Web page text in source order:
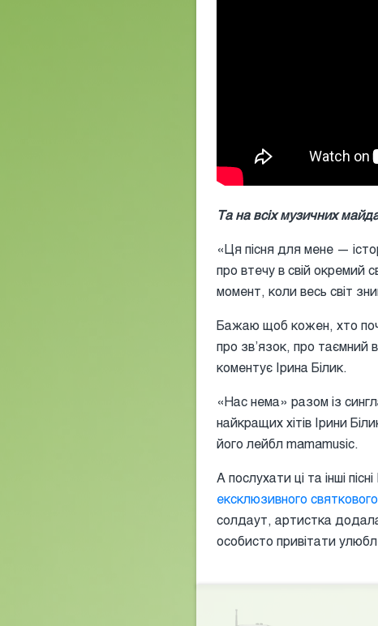
Та на всіх музичних
«Ця пісня для мене —
про втечу в свій окремий
момент, коли весь світ
Бажаю щоб кожен, хто
про зв’язок, про
коментує Ірина Білик.
«Нас нема» разом із
найкращих хітів Ірини
його лейбл mamamusic.
А послухати ці та інші
ексклюзивного
солдаут, артистка
особисто привітати